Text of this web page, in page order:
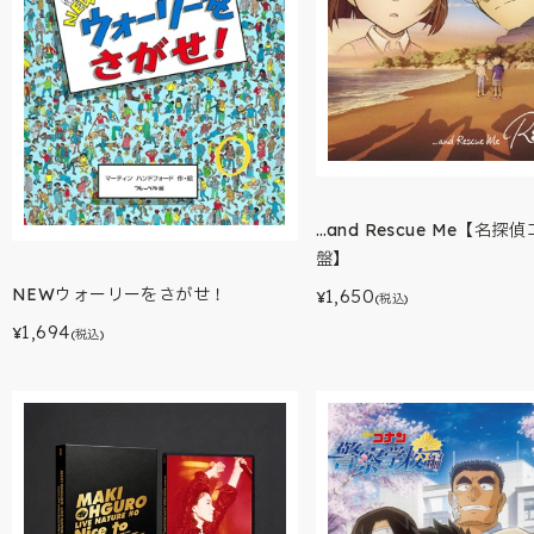
NEWウォーリーをさがせ！
¥1,694(税込)
…and Rescue Me【名探偵
盤】
¥1,650(税込)